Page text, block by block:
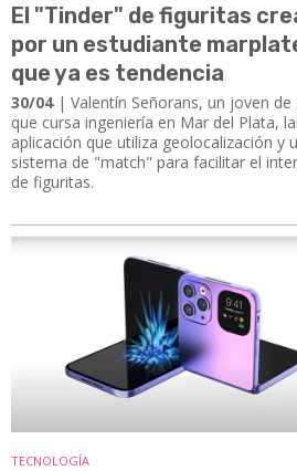
El "Tinder" de figuritas
por un estudiante
que ya es tendencia
30/04| Valentín Señorans, un joven de
que cursa ingeniería en Mar del Plata,
aplicación que utiliza geolocalización y
sistema de "match" para facilitar el
de figuritas.
TECNOLOGÍA